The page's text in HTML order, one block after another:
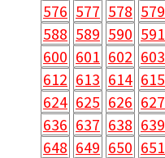
576 577 578 579
588 589 590 591
600 601 602 603
612 613 614 615
624 625 626 627
636 637 638 639
648 649 650 651